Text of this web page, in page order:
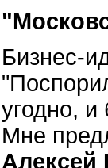
Бизнес-
угодно,
Мне
Алексей